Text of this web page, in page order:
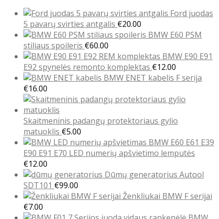
Ford juodas
5 pavarų svirties antgalis €20.00
BMW E60 PSM
stiliaus spoileris €60.00
BMW E90 E91
E92 spynelės remonto komplektas €12.00
BMW ENET kabelis F serija
€16.00
Skaitmeninis padangų protektoriaus gylio
matuoklis €5.00
BMW E60 E61 E39
E90 E91 E70 LED numerių apšvietimo lemputės
€12.00
Dūmų generatorius Autool
SDT101 €99.00
Ženkliukai BMW F serijai
€7.00